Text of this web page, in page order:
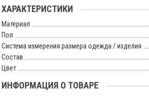
ХАРАКТЕРИСТИКИ
Материал
Пол
Система измерения размера одежда / изделия
Состав
Цвет
ИНФОРМАЦИЯ О ТОВАРЕ